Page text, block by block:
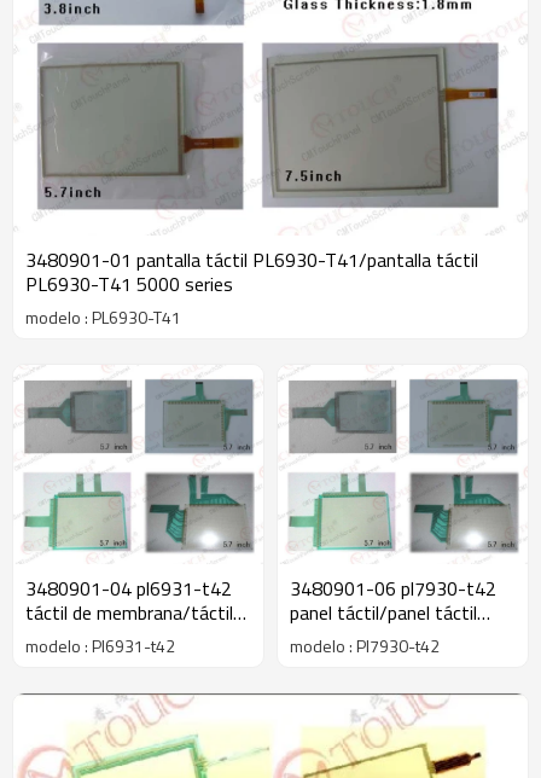
3480901-01 pantalla táctil PL6930-T41/pantalla táctil
PL6930-T41 5000 series
modelo : PL6930-T41
3480901-04 pl6931-t42
táctil de membrana/táctil
de membrana pl6931-t42
5000 serie
modelo : Pl6931-t42
3480901-06 pl7930-t42
panel táctil/panel táctil
pl7930-t42 5000 serie
modelo : Pl7930-t42